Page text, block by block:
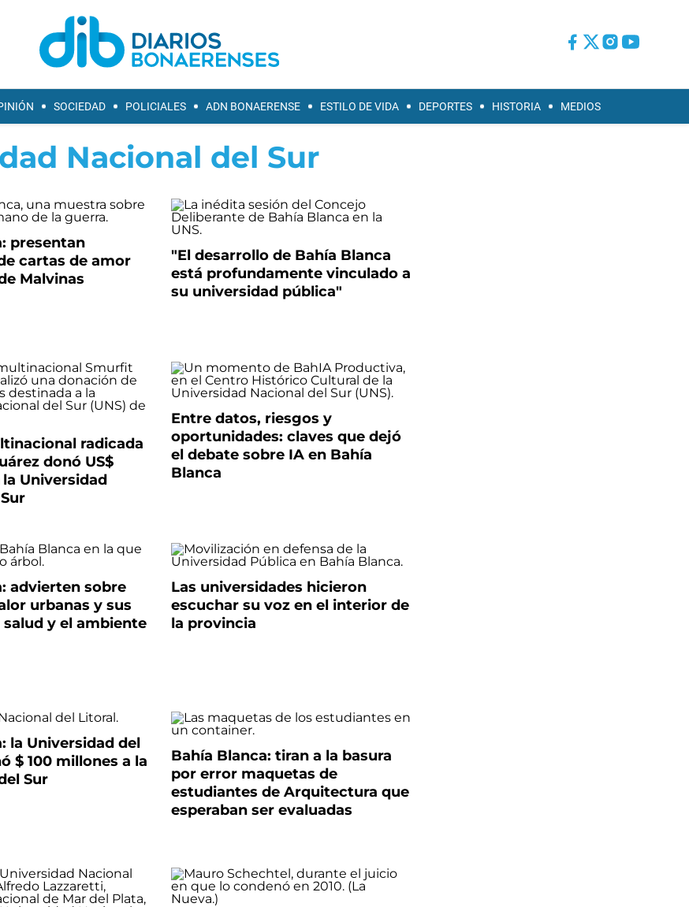
SOCIEDAD POLICIALES ADN BONAERENSE ESTILO DE VIDA DEPORTES HISTORIA MEDIOS
Nacional del Sur
presentan
cartas de amor
Malvinas
"El desarrollo de Bahía Blanca
está profundamente vinculado a
su universidad pública"
radicada
donó US$
la Universidad
Entre datos, riesgos y
oportunidades: claves que dejó
el debate sobre IA en Bahía
Blanca
advierten sobre
urbanas y sus
y el ambiente
Las universidades hicieron
escuchar su voz en el interior de
la provincia
la Universidad del
$ 100 millones a la
Sur
Bahía Blanca: tiran a la basura
por error maquetas de
estudiantes de Arquitectura que
esperaban ser evaluadas